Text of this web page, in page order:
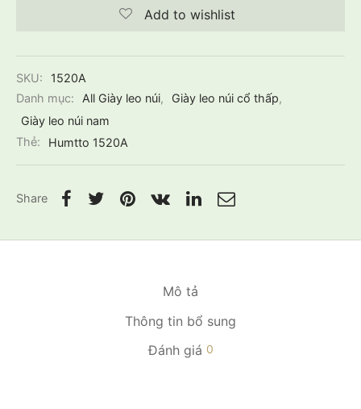
Add to wishlist
SKU:
1520A
Danh mục:
All Giày leo núi, Giày leo núi cổ thấp,
Giày leo núi nam
Thẻ:
Humtto 1520A
Share
Mô tả
Thông tin bổ sung
Đánh giá 0